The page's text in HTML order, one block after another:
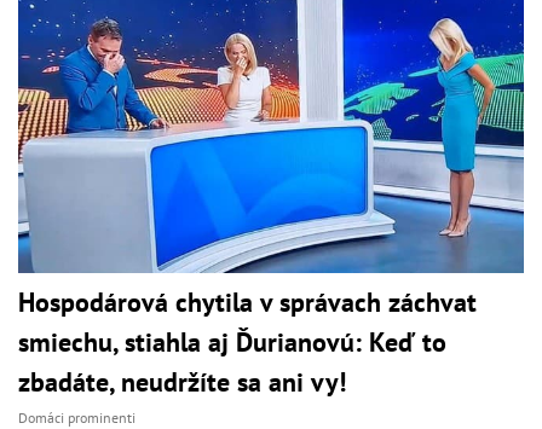
Hospodárová chytila v správach záchvat
smiechu, stiahla aj Ďurianovú: Keď to
zbadáte, neudržíte sa ani vy!
Domáci prominenti